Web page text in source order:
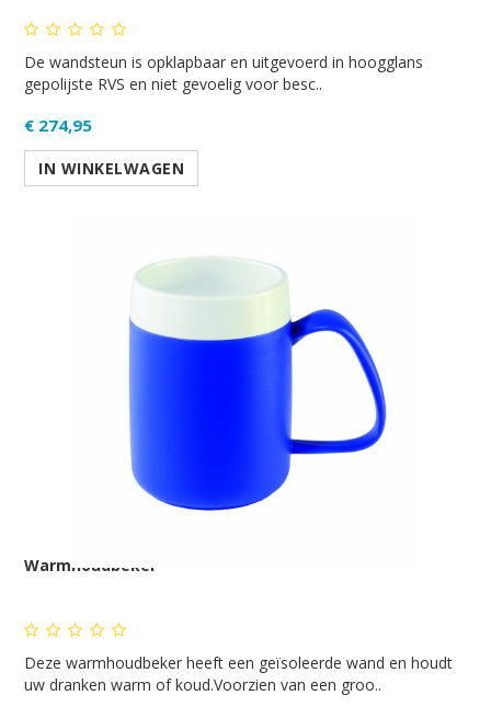
De wandsteun is opklapbaar en uitgevoerd in hoogglans
gepolijste RVS en niet gevoelig voor besc..
€ 274,95
IN WINKELWAGEN
Warmhoudbeker
Deze warmhoudbeker heeft een geïsoleerde wand en houdt
uw dranken warm of koud.Voorzien van een groo..